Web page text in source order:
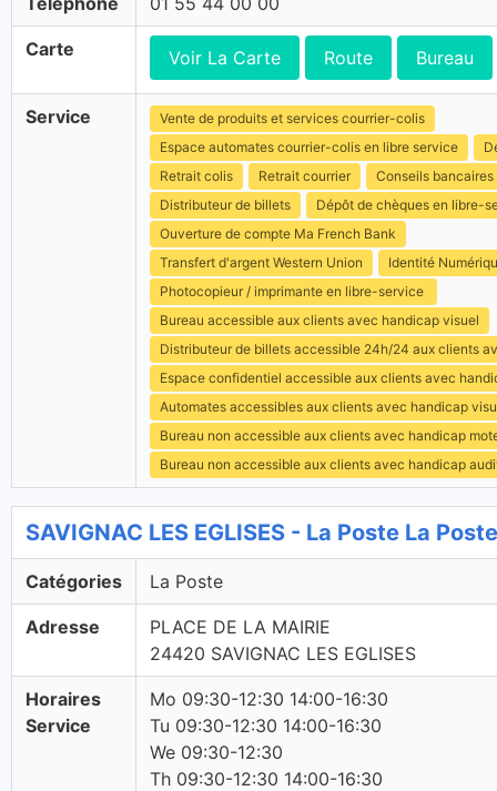
Carte Voir La Carte Route Bureau
Service
Vente de produits et services courrier-colis
Espace automates courrier-colis en libre service
Retrait colis
Retrait courrier
Conseils bancaires
Distributeur de billets
Dépôt de chèques en libre-
Ouverture de compte Ma French Bank
Transfert d'argent Western Union
Identité
Photocopieur / imprimante en libre-service
Bureau accessible aux clients avec handicap visuel
Distributeur de billets accessible 24h/24 aux clients
Espace confidentiel accessible aux clients avec
Automates accessibles aux clients avec handicap
Bureau non accessible aux clients avec handicap
Bureau non accessible aux clients avec handicap
SAVIGNAC LES EGLISES - La Poste La Poste
Catégories La Poste
Adresse
PLACE DE LA MAIRIE
24420 SAVIGNAC LES EGLISES
Horaires
Service
Mo 09:30-12:30 14:00-16:30
Tu 09:30-12:30 14:00-16:30
We 09:30-12:30
Th 09:30-12:30 14:00-16:30